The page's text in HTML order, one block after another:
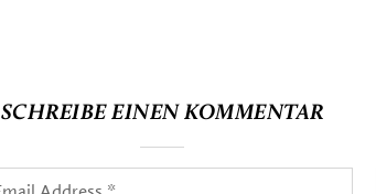
SCHREIBE EINEN KOMMENTAR